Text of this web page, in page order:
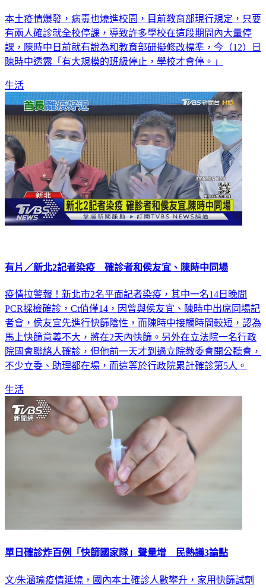
本土疫情爆發，病毒也燒進校園，目前教育部現行規定，只要
有兩人確診就全校停課，導致許多學校在這段期間內大量停
課，陳時中日前就有說為和教育部研擬修改標準，今（12）日
陳時中透露「有大規模的班級停止，學校才會停。」
生活
有片／新北2記者染疫 確診者和侯友宜、陳時中同場
疫情拉警報！新北市2名平面記者染疫，其中一名14日晚間
PCR採檢確診，Ct值僅14，因曾與侯友宜、陳時中出席同場記
者會，侯友宜先進行快篩陰性，而陳時中接觸時間較短，認為
馬上快篩意義不大，將在2天內快篩。另外在立法院一名行政
院國會聯絡人確診，但他前一天才到過立院教委會開公聽會，
不少立委、助理都在場，而這等於行政院累計確診第5人。
生活
單日確診炸百例「快篩國家隊」聲量增 民熱議3論點
文/朱涵瑜疫情延燒，國內本土確診人數攀升，家用快篩試劑